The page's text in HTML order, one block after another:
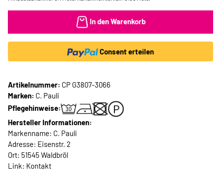
In den Warenkorb
Consent erteilen
Artikelnummer: CP G3807-3066
Marken: C. Pauli
Pflegehinweise:
Hersteller Informationen:
Markenname: C. Pauli
Adresse: Eisenstr. 2
Ort: 51545 Waldbröl
Link: Kontakt